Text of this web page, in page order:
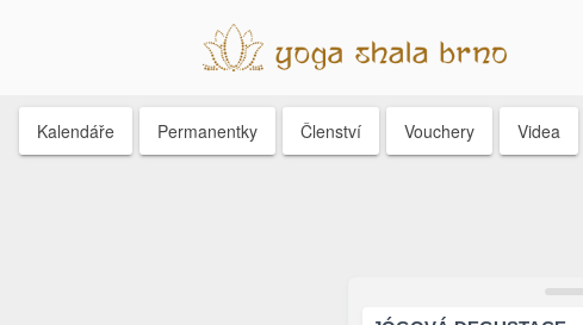
Kalendáře Permanentky Členství Vouchery Videa